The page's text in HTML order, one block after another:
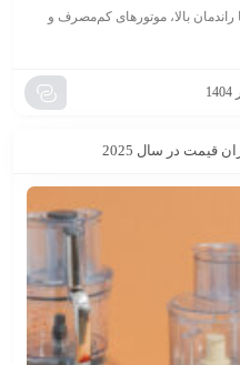
بالا، موتورهای کم‌مصرف و
قیمت در سال 2025